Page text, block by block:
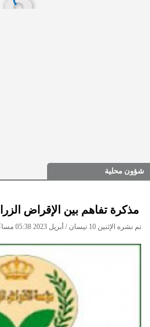
شؤون محلية
مذكرة تفاهم بين الإقراض
تم نشره الإثنين 10 نيسان / أبريل 2023 05:38 مساءً